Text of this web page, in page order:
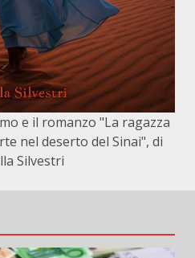
e il romanzo "La ragazza
nel deserto del Sinai", di
Silvestri